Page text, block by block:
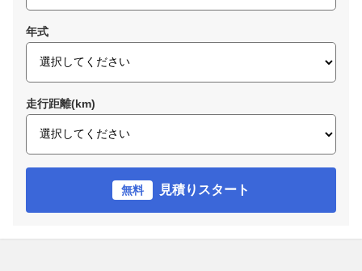
年式
走行距離(km)
無料 見積りスタート